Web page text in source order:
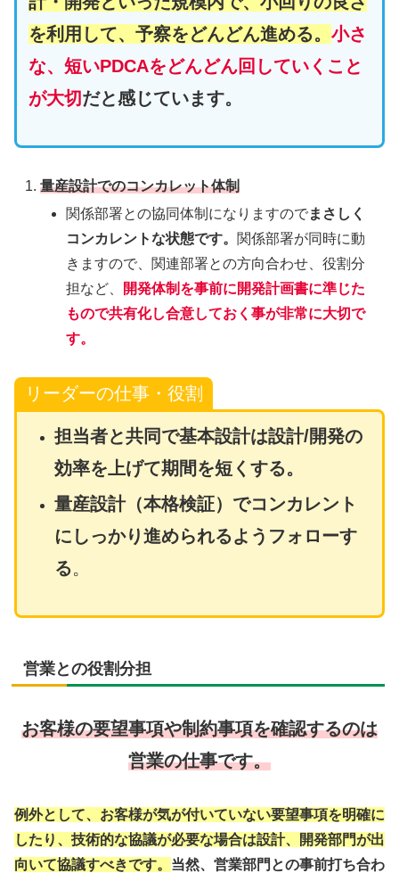
を利用して、予察をどんどん進める。 小さ
な、短いPDCAをどんどん回していくこと
が大切だと感じています。
量産設計でのコンカレット体制
関係部署との協同体制になりますのでまさしく
コンカレントな状態です。 関係部署が同時に動
きますので、関連部署との方向合わせ、役割分
担など、 開発体制を事前に開発計画書に準じた
もので共有化し合意しておく事が非常に大切で
す。
リーダーの仕事・役割
担当者と共同で基本設計は設計/開発の
効率を上げて期間を短くする。
量産設計（本格検証）でコンカレント
にしっかり進められるようフォローす
る。
営業との役割分担
お客様の要望事項や制約事項を確認するのは
営業の仕事です。
例外として、 お客様が気が付いていない要望事項を明確に
したり、技術的な協議が必要な場合は設計、開発部門が出
向いて協議すべきです。 当然、営業部門との事前打ち合わ